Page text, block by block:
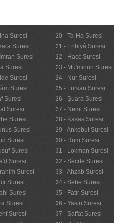
Suresi
Suresi
Suresi
Suresi
Suresi
Suresi
Suresi
Suresi
Suresi
Suresi
Suresi
Suresi
Suresi
Suresi
Suresi
Suresi
Suresi
Suresi
20 - Ta-Ha Suresi
21 - Enbiyâ Suresi
22 - Hacc Suresi
23 - Mü'minun Suresi
24 - Nur Suresi
25 - Furkan Suresi
26 - Şuara Suresi
27 - Neml Suresi
28 - Kasas Suresi
29 - Ankebut Suresi
30 - Rum Suresi
31 - Lokman Suresi
32 - Secde Suresi
33 - Ahzab Suresi
34 - Sebe Suresi
35 - Fatır Suresi
36 - Yasin Suresi
37 - Saffat Suresi